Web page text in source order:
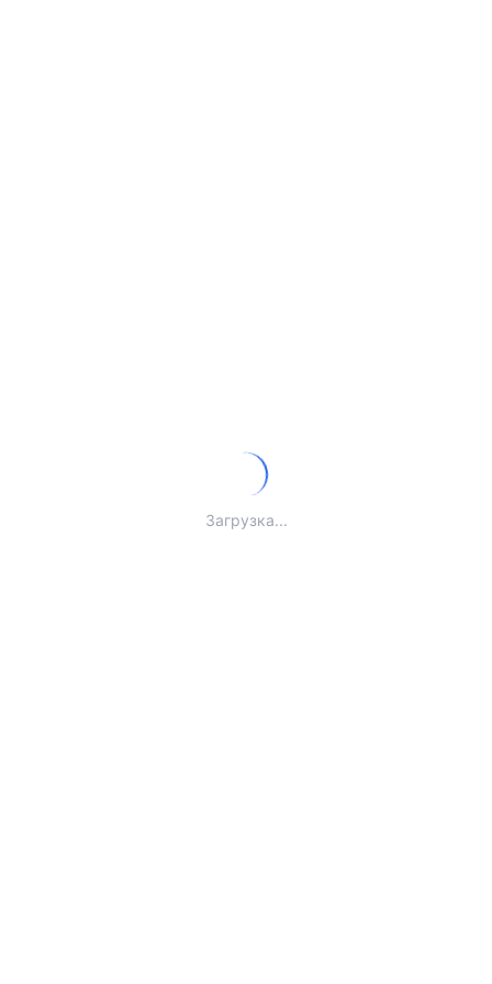
Загрузка...